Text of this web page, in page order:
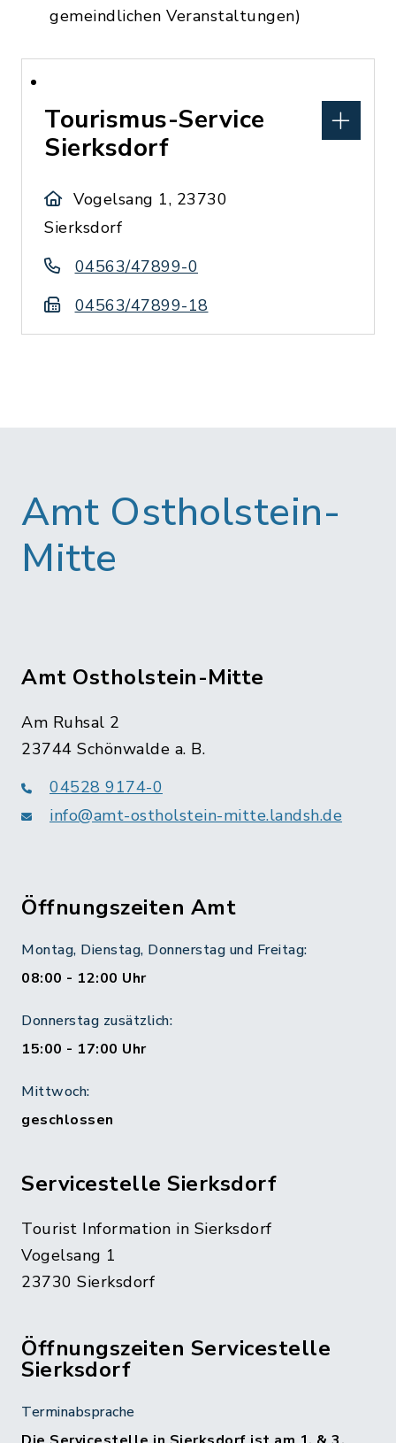
gemeindlichen Veranstaltungen)
Tourismus-Service
Sierksdorf
Vogelsang 1, 23730
Sierksdorf
04563/47899-0
04563/47899-18
Amt Ostholstein-
Mitte
Amt Ostholstein-Mitte
Am Ruhsal 2
23744 Schönwalde a. B.
04528 9174-0
info@amt-ostholstein-mitte.landsh.de
Öffnungszeiten Amt
Montag, Dienstag, Donnerstag und Freitag:
08:00 - 12:00 Uhr
Donnerstag zusätzlich:
15:00 - 17:00 Uhr
Mittwoch:
geschlossen
Servicestelle Sierksdorf
Tourist Information in Sierksdorf
Vogelsang 1
23730 Sierksdorf
Öffnungszeiten Servicestelle
Sierksdorf
Terminabsprache